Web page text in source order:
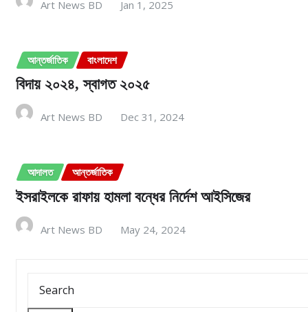
Art News BD Jan 1, 2025
আন্তর্জাতিক বাংলাদেশ
বিদায় ২০২৪, স্বাগত ২০২৫
Art News BD Dec 31, 2024
আদালত আন্তর্জাতিক
ইসরাইলকে রাফায় হামলা বন্ধের নির্দেশ আইসিজের
Art News BD May 24, 2024